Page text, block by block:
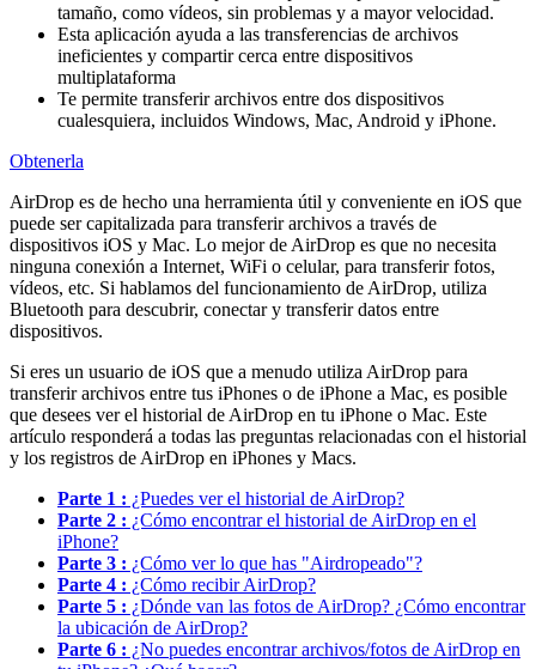
tamaño, como vídeos, sin problemas y a mayor velocidad.
Esta aplicación ayuda a las transferencias de archivos
ineficientes y compartir cerca entre dispositivos
multiplataforma
Te permite transferir archivos entre dos dispositivos
cualesquiera, incluidos Windows, Mac, Android y iPhone.
Obtenerla
AirDrop es de hecho una herramienta útil y conveniente en iOS que
puede ser capitalizada para transferir archivos a través de
dispositivos iOS y Mac. Lo mejor de AirDrop es que no necesita
ninguna conexión a Internet, WiFi o celular, para transferir fotos,
vídeos, etc. Si hablamos del funcionamiento de AirDrop, utiliza
Bluetooth para descubrir, conectar y transferir datos entre
dispositivos.
Si eres un usuario de iOS que a menudo utiliza AirDrop para
transferir archivos entre tus iPhones o de iPhone a Mac, es posible
que desees ver el historial de AirDrop en tu iPhone o Mac. Este
artículo responderá a todas las preguntas relacionadas con el historial
y los registros de AirDrop en iPhones y Macs.
Parte 1 : ¿Puedes ver el historial de AirDrop?
Parte 2 : ¿Cómo encontrar el historial de AirDrop en el
iPhone?
Parte 3 : ¿Cómo ver lo que has "Airdropeado"?
Parte 4 : ¿Cómo recibir AirDrop?
Parte 5 : ¿Dónde van las fotos de AirDrop? ¿Cómo encontrar
la ubicación de AirDrop?
Parte 6 : ¿No puedes encontrar archivos/fotos de AirDrop en